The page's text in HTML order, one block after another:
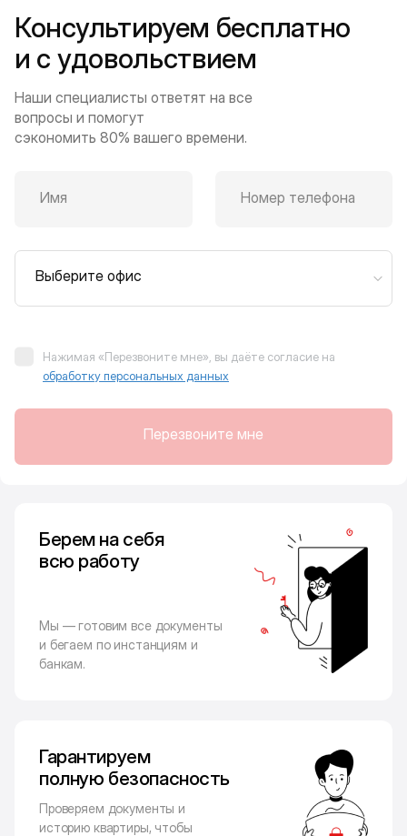
Консультируем бесплатно
и с удовольствием
Наши специалисты ответят на все
вопросы и помогут
сэкономить 80% вашего времени.
Имя Номер телефона
Выберите офис
Нажимая «Перезвоните мне», вы даёте согласие на
обработку персональных данных
Перезвоните мне
Берем на себя
всю работу
Мы — готовим все документы
и бегаем по инстанциям и
банкам.
Гарантируем
полную безопасность
Проверяем документы и
историю квартиры, чтобы